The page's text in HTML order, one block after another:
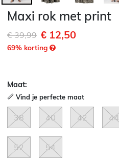
Maxi rok met print
Afgeprijsd van
€ 39,99naar
€ 12,50
69% korting
Maat:
Vind je perfecte maat
38 40 42 44
52 54